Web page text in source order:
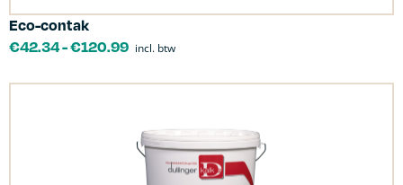
Eco-contak
€42.34-€120.99 incl. btw